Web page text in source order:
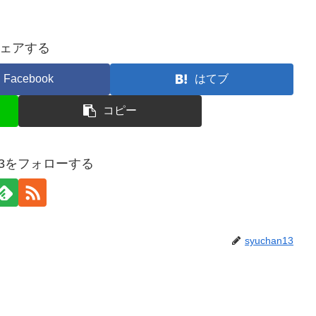
アする
Facebook はてブ
コピー
をフォローする
syuchan13